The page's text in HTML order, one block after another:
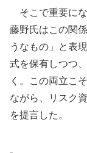
そこで重要にな
藤野氏はこの関
うなもの」と表
式を保有しつつ
く。この両立こ
ながら、リスク
を提言した。